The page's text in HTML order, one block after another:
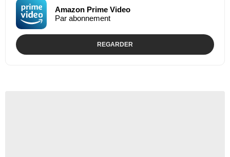
Amazon Prime Video
Par abonnement
REGARDER